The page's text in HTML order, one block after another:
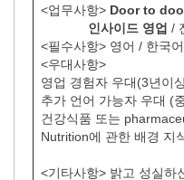
<업무사항> Door to
인사이드 영업 /
<필수사항> 영어 / 한국
<우대사항>
영업 경험자 우대(3년이
추가 언어 가능자 우대 (
건강식품 또는
Nutrition에 관한 배경 지
<기타사항> 밝고 성실하